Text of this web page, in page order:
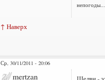
↑ Наверх
Ср, 30/11/2011 - 20:06
mertzan